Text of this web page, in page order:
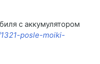
с аккумулятором
posle-moiki-